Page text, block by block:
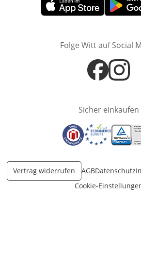
Öffnet in neuem Fenster
Öffnet in
Folge Witt auf Social
Öffnet inÖffnet in
Sicher einkaufen
Öffnet in neuem
Öffnet inÖffnet
Vertrag widerrufen AGBDatenschutz
Cookie-